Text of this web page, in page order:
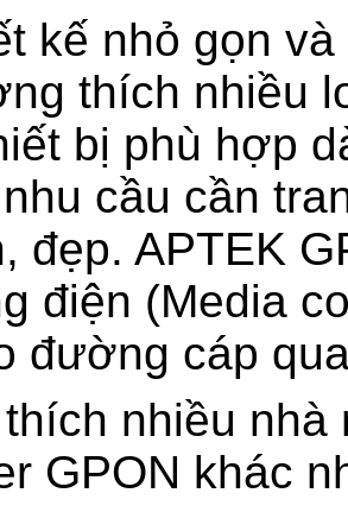
kế nhỏ gọn
thích nhiều
bị phù hợp
cầu cần
đẹp. APTEK
điện (Media
đường cáp
nhiều
GPON khác